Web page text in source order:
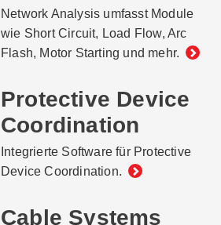
Network Analysis umfasst Module
wie Short Circuit, Load Flow, Arc
Flash, Motor Starting und mehr.
Protective Device
Coordination
Integrierte Software für Protective
Device Coordination.
Cable Systems